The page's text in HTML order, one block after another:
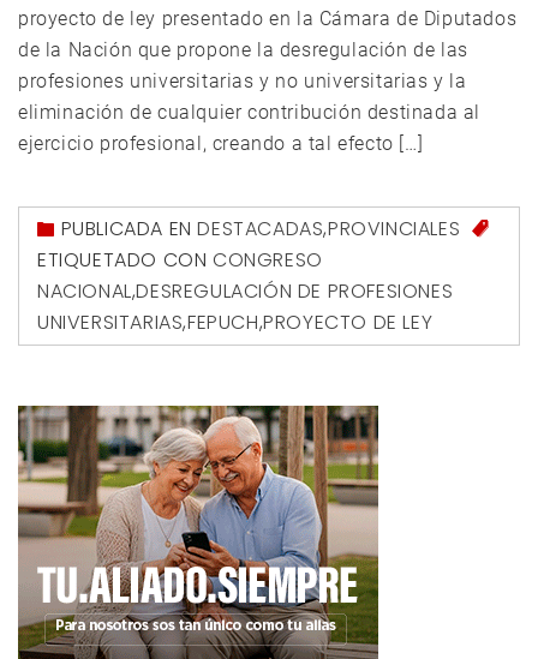
proyecto de ley presentado en la Cámara de Diputados
de la Nación que propone la desregulación de las
profesiones universitarias y no universitarias y la
eliminación de cualquier contribución destinada al
ejercicio profesional, creando a tal efecto […]
PUBLICADA ENDESTACADAS,PROVINCIALES
ETIQUETADO CON CONGRESO
NACIONAL,DESREGULACIÓN DE PROFESIONES
UNIVERSITARIAS,FEPUCH,PROYECTO DE LEY